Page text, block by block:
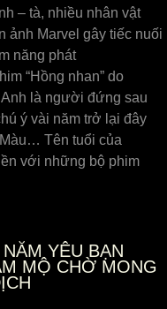
– tà, nhiều nhân vật
ảnh Marvel gây tiếc nuối
năng phát
“Hồng nhan” do
là người đứng sau
ý vài năm trở lại đây
Tên tuổi của
với những bộ phim
YÊU BẠN
MỘ CHỜ MONG